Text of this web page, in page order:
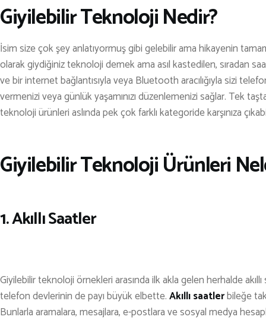
GİYİM
KAMPÇILIK
KARA AVI
KARAVAN
OTO | MOTO
KOŞU
YAŞAM VE SAĞLIK
SNOWBOARD
SPOR & FİTNESS
Giyilebilir Teknoloji Nedir?
İsim size çok şey anlatıyormuş gibi gelebilir ama hikayenin
olarak giydiğiniz teknoloji demek ama asıl kastedilen, sıradan
ve bir internet bağlantısıyla veya Bluetooth aracılığıyla sizi
vermenizi veya günlük yaşamınızı düzenlemenizi sağlar. Tek
teknoloji ürünleri aslında pek çok farklı kategoride karşınıza
Giyilebilir Teknoloji Ürünleri
1. Akıllı Saatler
Giyilebilir teknoloji örnekleri arasında ilk akla gelen herhalde
telefon devlerinin de payı büyük elbette.Akıllı saatlerbileğe
Bunlarla aramalara, mesajlara, e-postlara ve sosyal medya